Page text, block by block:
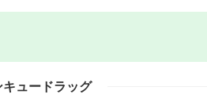
ュードラッグ